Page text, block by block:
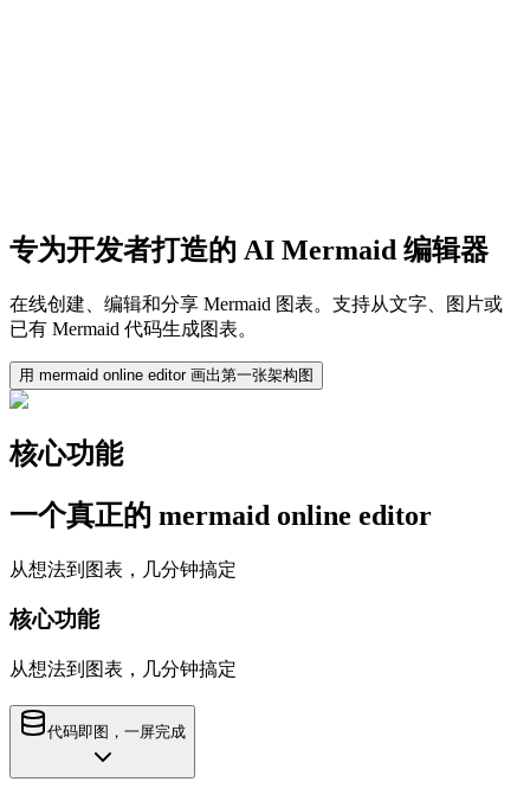
专为开发者打造的 AI Mermaid 编辑器
在线创建、编辑和分享 Mermaid 图表。支持从文字、图片或
已有 Mermaid 代码生成图表。
用 mermaid online editor 画出第一张架构图
核心功能
一个真正的 mermaid online editor
从想法到图表，几分钟搞定
核心功能
从想法到图表，几分钟搞定
代码即图，一屏完成